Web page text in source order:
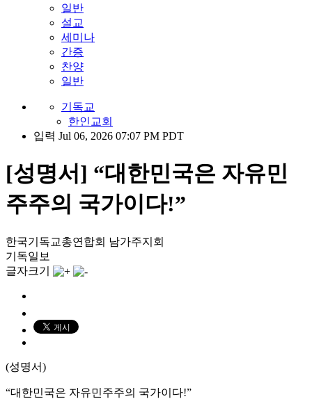
일반
설교
세미나
간증
찬양
일반
기독교
한인교회
입력 Jul 06, 2026 07:07 PM PDT
[성명서] “대한민국은 자유민
주주의 국가이다!”
한국기독교총연합회 남가주지회
기독일보
글자크기
(성명서)
“대한민국은 자유민주주의 국가이다!”